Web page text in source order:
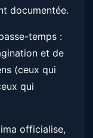
documentée.
temps :
et de
(ceux qui
qui
officialise,